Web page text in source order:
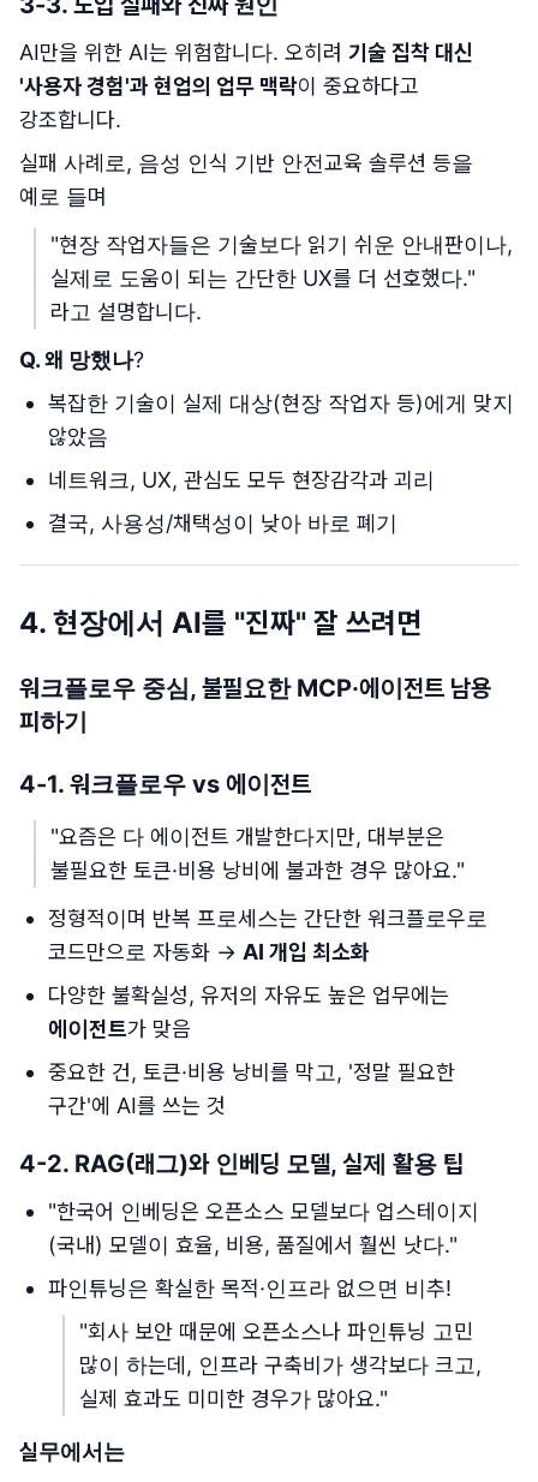
AI만을 위한 AI는 위험합니다. 오히려 기술 집착 대신
'사용자 경험'과 현업의 업무 맥락이 중요하다고
강조합니다.
실패 사례로, 음성 인식 기반 안전교육 솔루션 등을
예로 들며
"현장 작업자들은 기술보다 읽기 쉬운 안내판이나,
실제로 도움이 되는 간단한 UX를 더 선호했다."
라고 설명합니다.
Q. 왜 망했나?
복잡한 기술이 실제 대상(현장 작업자 등)에게 맞지
않았음
네트워크, UX, 관심도 모두 현장감각과 괴리
결국, 사용성/채택성이 낮아 바로 폐기
4. 현장에서 AI를 "진짜" 잘 쓰려면
워크플로우 중심, 불필요한 MCP·에이전트 남용
피하기
4-1. 워크플로우 vs 에이전트
"요즘은 다 에이전트 개발한다지만, 대부분은
불필요한 토큰·비용 낭비에 불과한 경우 많아요."
정형적이며 반복 프로세스는 간단한 워크플로우로
코드만으로 자동화 → AI 개입 최소화
다양한 불확실성, 유저의 자유도 높은 업무에는
에이전트가 맞음
중요한 건, 토큰·비용 낭비를 막고, '정말 필요한
구간'에 AI를 쓰는 것
4-2. RAG(래그)와 인베딩 모델, 실제 활용 팁
"한국어 인베딩은 오픈소스 모델보다 업스테이지
(국내) 모델이 효율, 비용, 품질에서 훨씬 낫다."
파인튜닝은 확실한 목적·인프라 없으면 비추!
"회사 보안 때문에 오픈소스나 파인튜닝 고민
많이 하는데, 인프라 구축비가 생각보다 크고,
실제 효과도 미미한 경우가 많아요."
실무에서는